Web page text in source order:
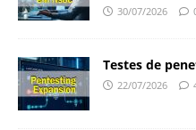
30/07/2026
Testes de
22/07/2026